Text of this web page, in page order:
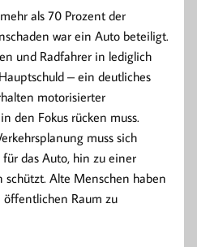
als 70 Prozent der
war ein Auto beteiligt.
und Radfahrer in lediglich
– ein deutliches
motorisierter
den Fokus rücken muss.
muss sich
das Auto, hin zu einer
schützt. Alte Menschen haben
öffentlichen Raum zu